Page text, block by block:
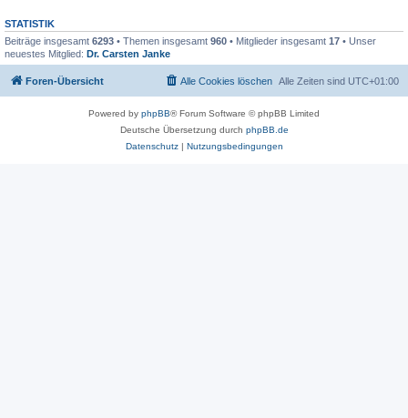
STATISTIK
Beiträge insgesamt 6293 • Themen insgesamt 960 • Mitglieder insgesamt 17 • Unser
neuestes Mitglied: Dr. Carsten Janke
Foren-Übersicht Alle Zeiten sind UTC+01:00
Alle Cookies löschen
Powered by phpBB® Forum Software © phpBB Limited
Deutsche Übersetzung durch phpBB.de
Datenschutz| Nutzungsbedingungen